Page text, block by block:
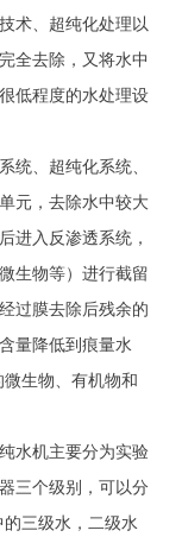
术、超纯化处理以
全去除，又将水中
低程度的水处理设
统、超纯化系统、
元，去除水中较大
进入反渗透系统，
生物等）进行截留
过膜去除后残余的
量降低到痕量水
生物、有机物和
水机主要分为实验
三个级别，可以分
三级水，二级水